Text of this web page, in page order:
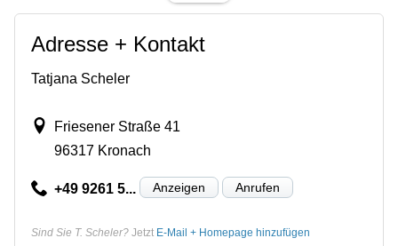
Adresse + Kontakt
Tatjana Scheler
Friesener Straße 41
96317 Kronach
+49 9261 5... Anzeigen Anrufen
Sind Sie T. Scheler? Jetzt E-Mail + Homepage hinzufügen